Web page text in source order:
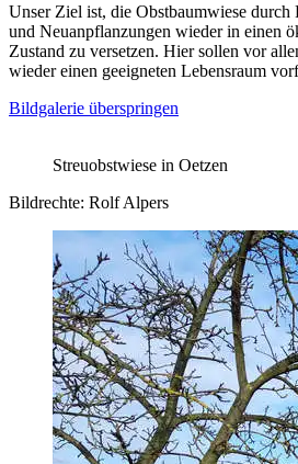
Unser Ziel ist, die Obstbaumwiese durch
und Neuanpflanzungen wieder in einen
Zustand zu versetzen. Hier sollen vor
wieder einen geeigneten Lebensraum
Bildgalerie überspringen
Streuobstwiese in Oetzen
Bildrechte: Rolf Alpers